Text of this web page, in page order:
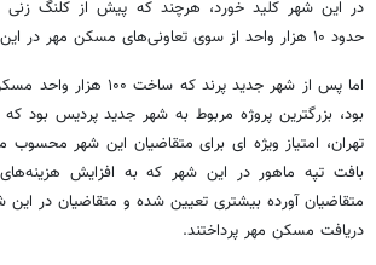
در این شهر کلید خورد، هرچند که پیش از کلنگ زنی
حدود ۱۰ هزار واحد از سوی تعاونی‌های مسکن مهر در این شهر شروع شده بود.
اما پس از شهر جدید پرند
بود، بزرگترین پروژه مربوط به شهر جدید پردیس بود
تهران، امتیاز ویژه ای برای متقاضیان این شهر
بافت تپه ماهور در این شهر که به افزایش
متقاضیان آورده بیشتری تعیین شده و متقاضیان در این
دریافت مسکن مهر پرداختند.